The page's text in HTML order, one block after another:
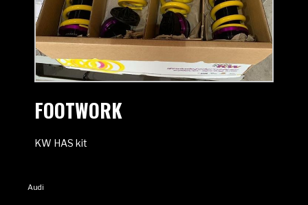
FOOTWORK
KW HAS kit
Audi